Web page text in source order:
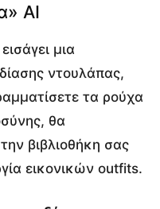
AI
μια
ντουλάπας,
τα ρούχα
θα
βιβλιοθήκη σας
εικονικών outfits.